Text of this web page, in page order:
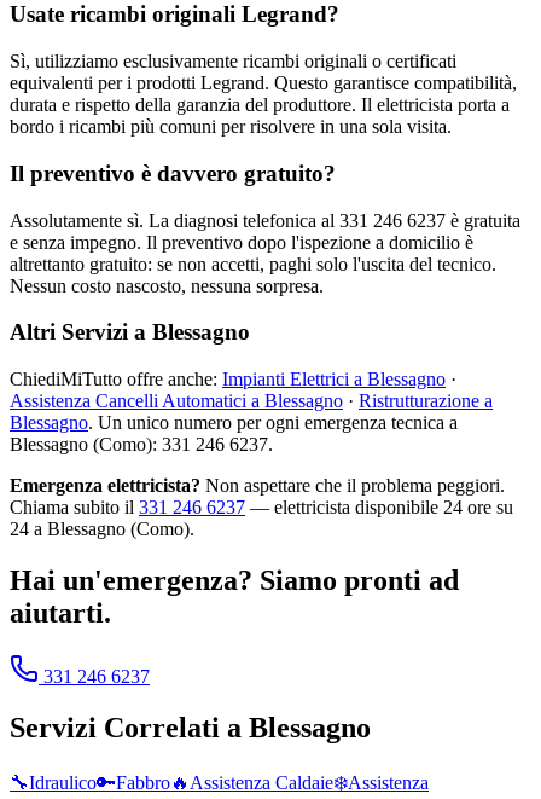
Usate ricambi originali Legrand?
Sì, utilizziamo esclusivamente ricambi originali o certificati
equivalenti per i prodotti Legrand. Questo garantisce compatibilità,
durata e rispetto della garanzia del produttore. Il elettricista porta a
bordo i ricambi più comuni per risolvere in una sola visita.
Il preventivo è davvero gratuito?
Assolutamente sì. La diagnosi telefonica al 331 246 6237 è gratuita
e senza impegno. Il preventivo dopo l'ispezione a domicilio è
altrettanto gratuito: se non accetti, paghi solo l'uscita del tecnico.
Nessun costo nascosto, nessuna sorpresa.
Altri Servizi a Blessagno
ChiediMiTutto offre anche: Impianti Elettrici a Blessagno ·
Assistenza Cancelli Automatici a Blessagno · Ristrutturazione a
Blessagno. Un unico numero per ogni emergenza tecnica a
Blessagno (Como): 331 246 6237.
Emergenza elettricista? Non aspettare che il problema peggiori.
Chiama subito il 331 246 6237 — elettricista disponibile 24 ore su
24 a Blessagno (Como).
Hai un'emergenza? Siamo pronti ad
aiutarti.
331 246 6237
Servizi Correlati a Blessagno
🔧Idraulico🔑Fabbro🔥 Assistenza Caldaie❄️Assistenza